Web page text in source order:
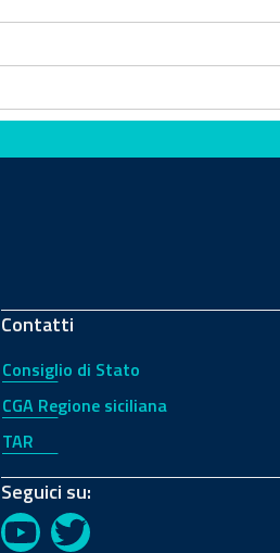
Contatti
Consiglio di Stato
CGA Regione siciliana
TAR
Seguici su:
YouTubeTwitter